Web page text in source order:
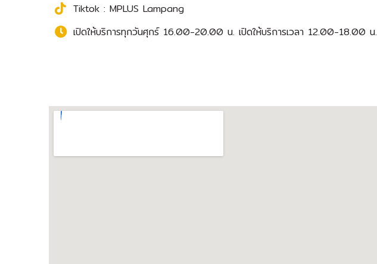
Tiktok : MPLUS Lampang
เปิดให้บริการทุกวันศุกร์ 16.00-20.00 น. เปิดให้บริการเวลา 12.00-18.00 น.